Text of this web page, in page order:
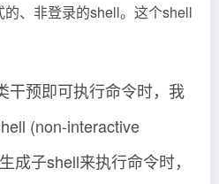
、非登录的shell。这个shell
干预即可执行命令时，我
(non-interactive
成子shell来执行命令时，